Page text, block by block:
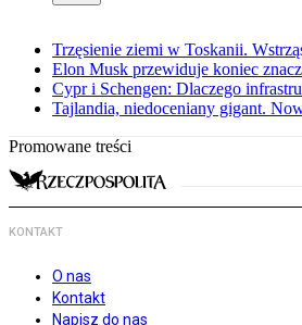
Trzęsienie ziemi w Toskanii.
Elon Musk przewiduje koniec
Cypr i Schengen: Dlaczego
Tajlandia, niedoceniany gigant.
Promowane treści
KONTAKT
O nas
Kontakt
Napisz do nas